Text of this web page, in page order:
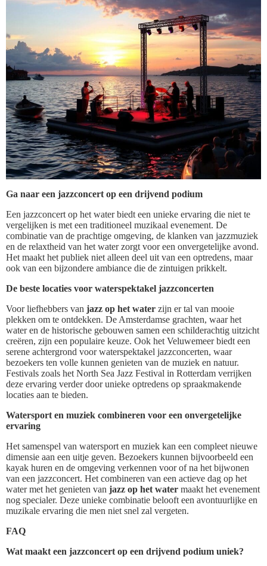
Ga naar een jazzconcert op een drijvend podium
Een jazzconcert op het water biedt een unieke ervaring die niet te
vergelijken is met een traditioneel muzikaal evenement. De
combinatie van de prachtige omgeving, de klanken van jazzmuziek
en de relaxtheid van het water zorgt voor een onvergetelijke avond.
Het maakt het publiek niet alleen deel uit van een optredens, maar
ook van een bijzondere ambiance die de zintuigen prikkelt.
De beste locaties voor waterspektakel jazzconcerten
Voor liefhebbers van jazz op het water zijn er tal van mooie
plekken om te ontdekken. De Amsterdamse grachten, waar het
water en de historische gebouwen samen een schilderachtig uitzicht
creëren, zijn een populaire keuze. Ook het Veluwemeer biedt een
serene achtergrond voor waterspektakel jazzconcerten, waar
bezoekers ten volle kunnen genieten van de muziek en natuur.
Festivals zoals het North Sea Jazz Festival in Rotterdam verrijken
deze ervaring verder door unieke optredens op spraakmakende
locaties aan te bieden.
Watersport en muziek combineren voor een onvergetelijke
ervaring
Het samenspel van watersport en muziek kan een compleet nieuwe
dimensie aan een uitje geven. Bezoekers kunnen bijvoorbeeld een
kayak huren en de omgeving verkennen voor of na het bijwonen
van een jazzconcert. Het combineren van een actieve dag op het
water met het genieten van jazz op het water maakt het evenement
nog specialer. Deze unieke combinatie belooft een avontuurlijke en
muzikale ervaring die men niet snel zal vergeten.
FAQ
Wat maakt een jazzconcert op een drijvend podium uniek?